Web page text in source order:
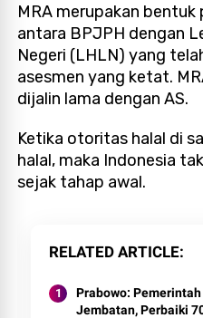
MRA merupakan
antara BPJPH dengan
Negeri (LHLN) yang
asesmen yang ketat.
dijalin lama dengan AS.
Ketika otoritas halal di
halal, maka Indonesia
sejak tahap awal.
RELATED ARTICLE
Prabowo:
Jembatan, Perbaiki